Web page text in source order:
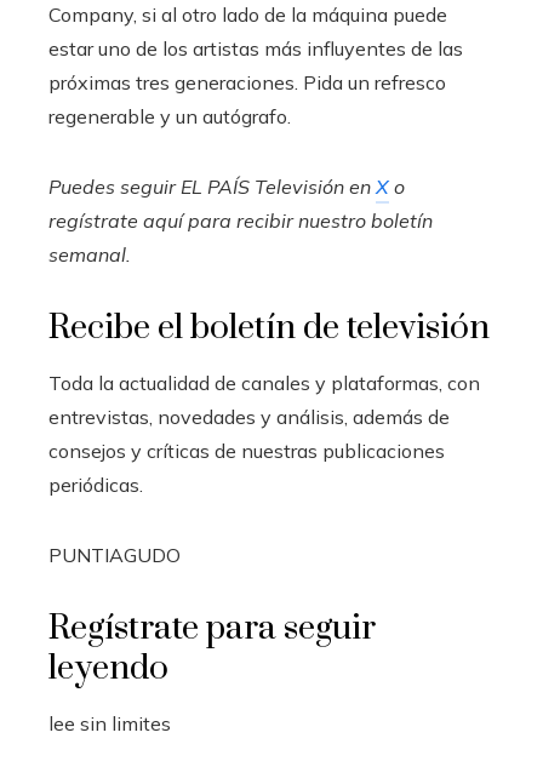
Company, si al otro lado de la máquina puede
estar uno de los artistas más influyentes de las
próximas tres generaciones. Pida un refresco
regenerable y un autógrafo.
Puedes seguir EL PAÍS Televisión en X o
regístrate aquí para recibirnuestro boletín
semanal
Recibe el boletín de televisión
Toda la actualidad de canales y plataformas, con
entrevistas, novedades y análisis, además de
consejos y críticas de nuestras publicaciones
periódicas.
PUNTIAGUDO
Regístrate para seguir
leyendo
lee sin limites